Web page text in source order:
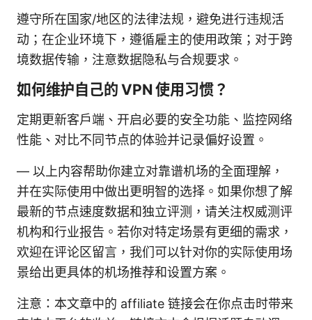
遵守所在国家/地区的法律法规，避免进行违规活
动；在企业环境下，遵循雇主的使用政策；对于跨
境数据传输，注意数据隐私与合规要求。
如何维护自己的 VPN 使用习惯？
定期更新客户端、开启必要的安全功能、监控网络
性能、对比不同节点的体验并记录偏好设置。
— 以上内容帮助你建立对靠谱机场的全面理解，
并在实际使用中做出更明智的选择。如果你想了解
最新的节点速度数据和独立评测，请关注权威测评
机构和行业报告。若你对特定场景有更细的需求，
欢迎在评论区留言，我们可以针对你的实际使用场
景给出更具体的机场推荐和设置方案。
注意：本文章中的 affiliate 链接会在你点击时带来